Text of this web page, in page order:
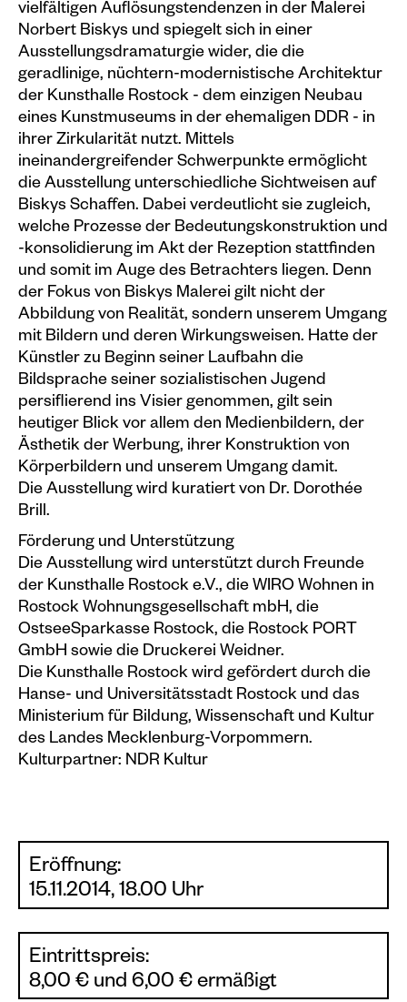
vielfältigen Auflösungstendenzen in der Malerei
Norbert Biskys und spiegelt sich in einer
Ausstellungsdramaturgie wider, die die
geradlinige, nüchtern-modernistische Architektur
der Kunsthalle Rostock - dem einzigen Neubau
eines Kunstmuseums in der ehemaligen DDR - in
ihrer Zirkularität nutzt. Mittels
ineinandergreifender Schwerpunkte ermöglicht
die Ausstellung unterschiedliche Sichtweisen auf
Biskys Schaffen. Dabei verdeutlicht sie zugleich,
welche Prozesse der Bedeutungskonstruktion und
-konsolidierung im Akt der Rezeption stattfinden
und somit im Auge des Betrachters liegen. Denn
der Fokus von Biskys Malerei gilt nicht der
Abbildung von Realität, sondern unserem Umgang
mit Bildern und deren Wirkungsweisen. Hatte der
Künstler zu Beginn seiner Laufbahn die
Bildsprache seiner sozialistischen Jugend
persiflierend ins Visier genommen, gilt sein
heutiger Blick vor allem den Medienbildern, der
Ästhetik der Werbung, ihrer Konstruktion von
Körperbildern und unserem Umgang damit.
Die Ausstellung wird kuratiert von Dr. Dorothée
Brill.
Förderung und Unterstützung
Die Ausstellung wird unterstützt durch Freunde
der Kunsthalle Rostock e.V., die WIRO Wohnen in
Rostock Wohnungsgesellschaft mbH, die
OstseeSparkasse Rostock, die Rostock PORT
GmbH sowie die Druckerei Weidner.
Die Kunsthalle Rostock wird gefördert durch die
Hanse- und Universitätsstadt Rostock und das
Ministerium für Bildung, Wissenschaft und Kultur
des Landes Mecklenburg-Vorpommern.
Kulturpartner: NDR Kultur
Eröffnung:
15.11.2014, 18.00 Uhr
Eintrittspreis:
8,00 € und 6,00 € ermäßigt